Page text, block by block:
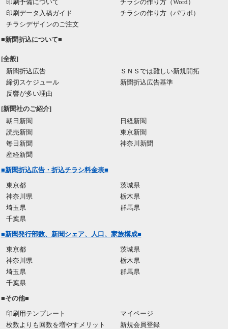
印刷予備について
印刷データ入稿ガイド
チラシデザインのご注文
チラシの作り方（Word）
チラシの作り方（パワポ）
■新聞折込について■
[全般]
新聞折込広告
締切スケジュール
反響が多い理由
ＳＮＳでは難しい新規開拓
新聞折込広告基準
[新聞社のご紹介]
朝日新聞
読売新聞
毎日新聞
産経新聞
日経新聞
東京新聞
神奈川新聞
■新聞折込広告・折込チラシ料金表■
東京都
神奈川県
埼玉県
千葉県
茨城県
栃木県
群馬県
■新聞発行部数、新聞シェア、人口、家族構成■
東京都
神奈川県
埼玉県
千葉県
茨城県
栃木県
群馬県
■その他■
印刷用テンプレート
枚数よりも回数を増やすメリット
マイページ
新規会員登録